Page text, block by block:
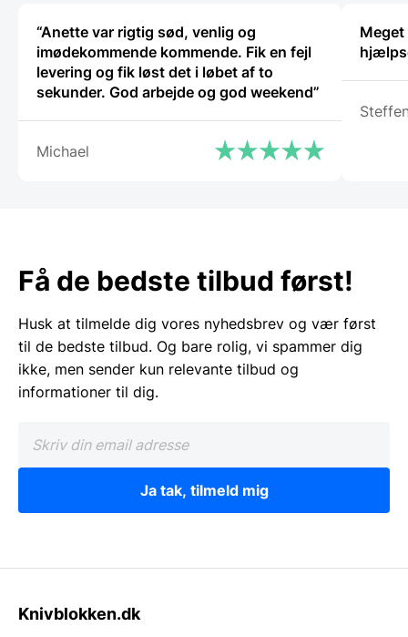
“Anette var rigtig sød, venlig og
imødekommende kommende. Fik en fejl
levering og fik løst det i løbet af to
sekunder. God arbejde og god weekend”
Michael
Få de bedste tilbud først!
Husk at tilmelde dig vores nyhedsbrev og vær først
til de bedste tilbud. Og bare rolig, vi spammer dig
ikke, men sender kun relevante tilbud og
informationer til dig.
Ja tak, tilmeld mig
Knivblokken.dk